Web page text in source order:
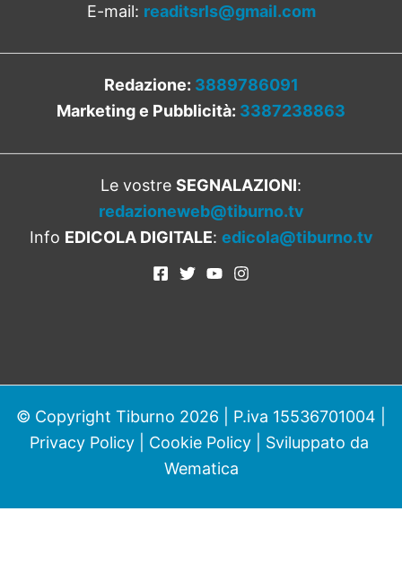
E-mail: readitsrls@gmail.com
Redazione: 3889786091
Marketing e Pubblicità: 3387238863
Le vostre SEGNALAZIONI:
redazioneweb@tiburno.tv
Info EDICOLA DIGITALE: edicola@tiburno.tv
© Copyright Tiburno 2026 | P.iva 15536701004 |
Privacy Policy| Cookie Policy| Sviluppato da
Wematica